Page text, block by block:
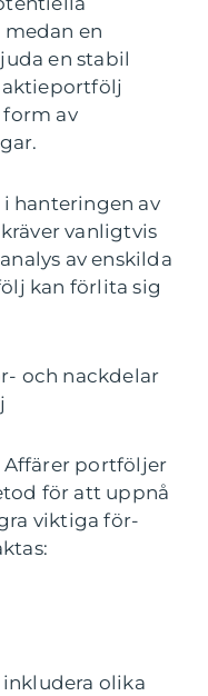
medan en
en stabil
aktieportfölj
av
hanteringen av
vanligtvis
av enskilda
kan förlita sig
och nackdelar
Affärer portföljer
för att uppnå
viktiga för-
inkludera olika